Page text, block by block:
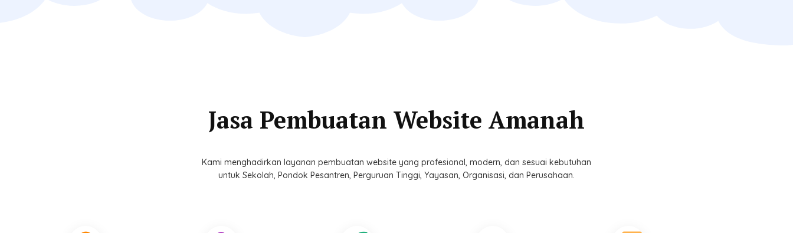
Jasa Pembuatan Website Amanah
Kami menghadirkan layanan pembuatan website yang profesional, modern, dan sesuai kebutuhan
untuk Sekolah, Pondok Pesantren, Perguruan Tinggi, Yayasan, Organisasi, dan Perusahaan.